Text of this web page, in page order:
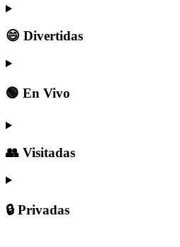
😄 Divertidas
🟢 En Vivo
👥 Visitadas
🔒 Privadas